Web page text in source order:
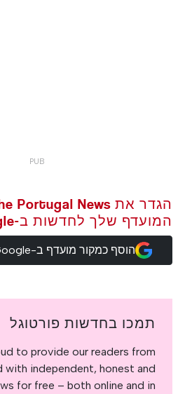
המועדף שלך לחדשות ב-Google
הוסף כמקור מועדף ב-Google
תמכו בחדשות פורטוגל
to provide our readers from
with independent, honest and
for free – both online and in